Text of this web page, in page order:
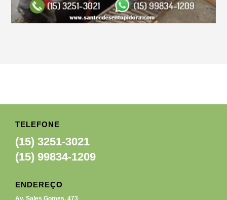
TELEFONE
(15) 3251-3021
(15) 99834-1209
ENDEREÇO
Av. Sales Gomes, 473